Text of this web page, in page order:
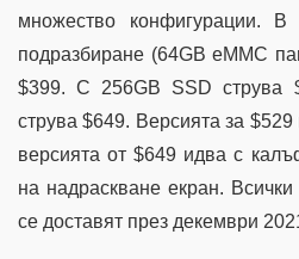
множество конфигурации.
подразбиране (64GB eMMC
$399. С 256GB SSD струва
струва $649. Версията за
версията от $649 идва с
на надраскване екран.
се доставят през декември